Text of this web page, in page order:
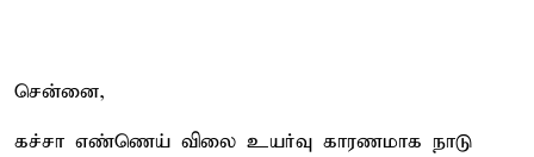
சென்னை,
கச்சா எண்ணெய் விலை உயர்வு காரணமாக நாடு